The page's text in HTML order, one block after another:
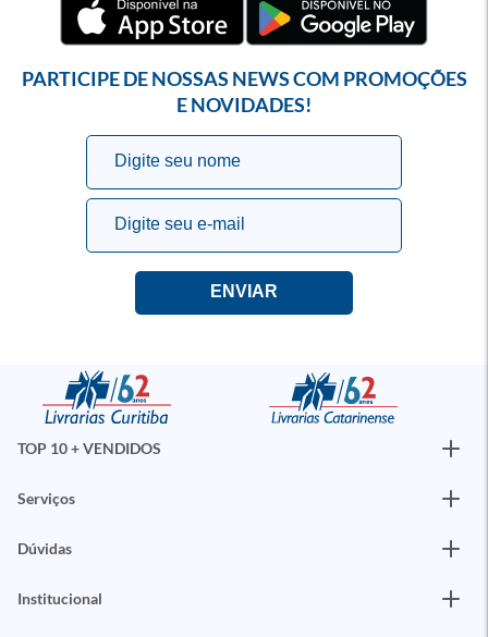
PARTICIPE DE NOSSAS NEWS COM PROMOÇÕES
E NOVIDADES!
TOP 10 + VENDIDOS
Serviços
Dúvidas
Institucional